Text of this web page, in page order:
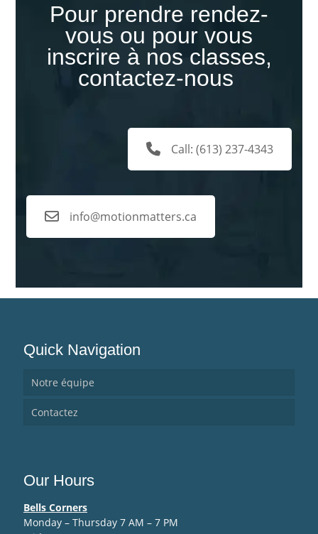
Pour prendre rendez-
vous ou pour vous
inscrire à nos classes,
contactez-nous
Call: (613) 237-4343
info@motionmatters.ca
Quick Navigation
Notre équipe
Contactez
Our Hours
Bells Corners
Monday – Thursday 7 AM – 7 PM